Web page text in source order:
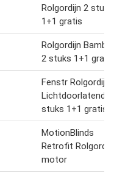
Rolgordijn 2 stuks
1+1 gratis
Rolgordijn
2 stuks 1+1 gratis
Fenstr Rolgordijn
Lichtdoorlatend 2
stuks 1+1 gratis
MotionBlinds
Retrofit
motor